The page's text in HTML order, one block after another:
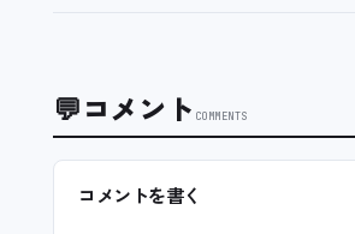
💬コメント COMMENTS
コメントを書く